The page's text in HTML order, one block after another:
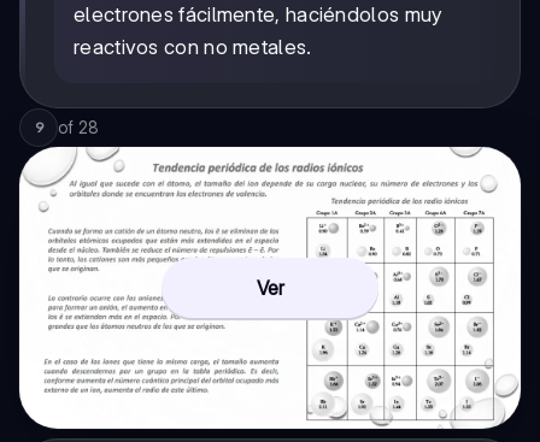
electrones fácilmente, haciéndolos muy
reactivos con no metales.
9 of 28
Ver